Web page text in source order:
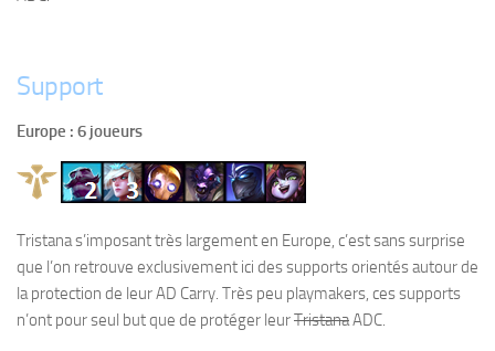
Support
Europe : 6 joueurs
Tristana s’imposant très largement en Europe, c’est sans surprise
que l’on retrouve exclusivement ici des supports orientés autour de
la protection de leur AD Carry. Très peu playmakers, ces supports
n’ont pour seul but que de protéger leurTristanaADC.